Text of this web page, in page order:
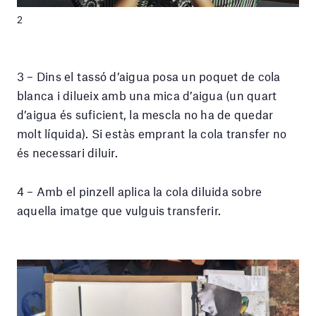
2
3 – Dins el tassó d’aigua posa un poquet de cola
blanca i dilueix amb una mica d’aigua (un quart
d’aigua és suficient, la mescla no ha de quedar
molt líquida). Si estàs emprant la cola transfer no
és necessari diluir.
4 – Amb el pinzell aplica la cola diluida sobre
aquella imatge que vulguis transferir.